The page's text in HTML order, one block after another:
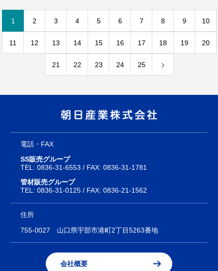
1 2 3 4 5 6 7 8 9 10
11 12 13 14 15 16 17 18 19 20
21 22 23 24 25
電話・FAX
SS販売グループ
TEL:0836-31-6553 / FAX: 0836-31-1781
管材販売グループ
TEL:0836-31-0125 / FAX: 0836-21-1562
住所
755-0027 山口県宇部市港町2丁目5263番地
会社概要